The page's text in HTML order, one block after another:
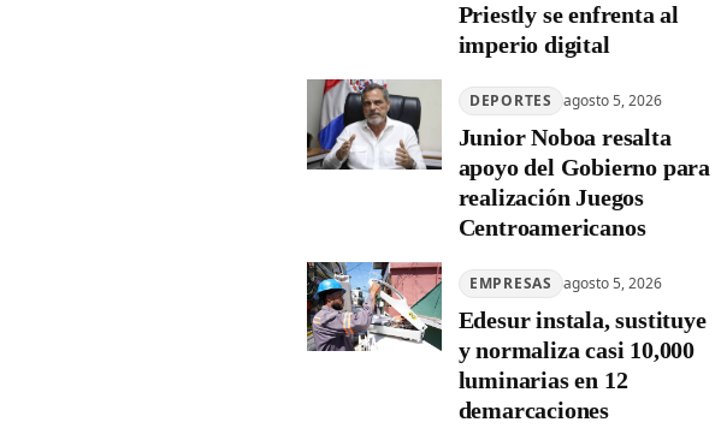
Priestly se enfrenta al
imperio digital
DEPORTES agosto 5, 2026
Junior Noboa resalta
apoyo del Gobierno para
realización Juegos
Centroamericanos
EMPRESAS agosto 5, 2026
Edesur instala, sustituye
y normaliza casi 10,000
luminarias en 12
demarcaciones